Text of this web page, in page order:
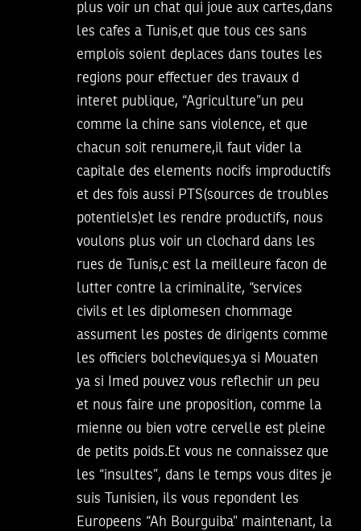
plus voir un chat qui joue aux cartes,dans
les cafes a Tunis,et que tous ces sans
emplois soient deplaces dans toutes les
regions pour effectuer des travaux d
interet publique, “Agriculture”un peu
comme la chine sans violence, et que
chacun soit renumere,il faut vider la
capitale des elements nocifs improductifs
et des fois aussi PTS(sources de troubles
potentiels)et les rendre productifs, nous
voulons plus voir un clochard dans les
rues de Tunis,c est la meilleure facon de
lutter contre la criminalite, “services
civils et les diplomesen chommage
assument les postes de dirigents comme
les officiers bolcheviques.ya si Mouaten
ya si Imed pouvez vous reflechir un peu
et nous faire une proposition, comme la
mienne ou bien votre cervelle est pleine
de petits poids.Et vous ne connaissez que
les “insultes”, dans le temps vous dites je
suis Tunisien, ils vous repondent les
Europeens “Ah Bourguiba” maintenant, la